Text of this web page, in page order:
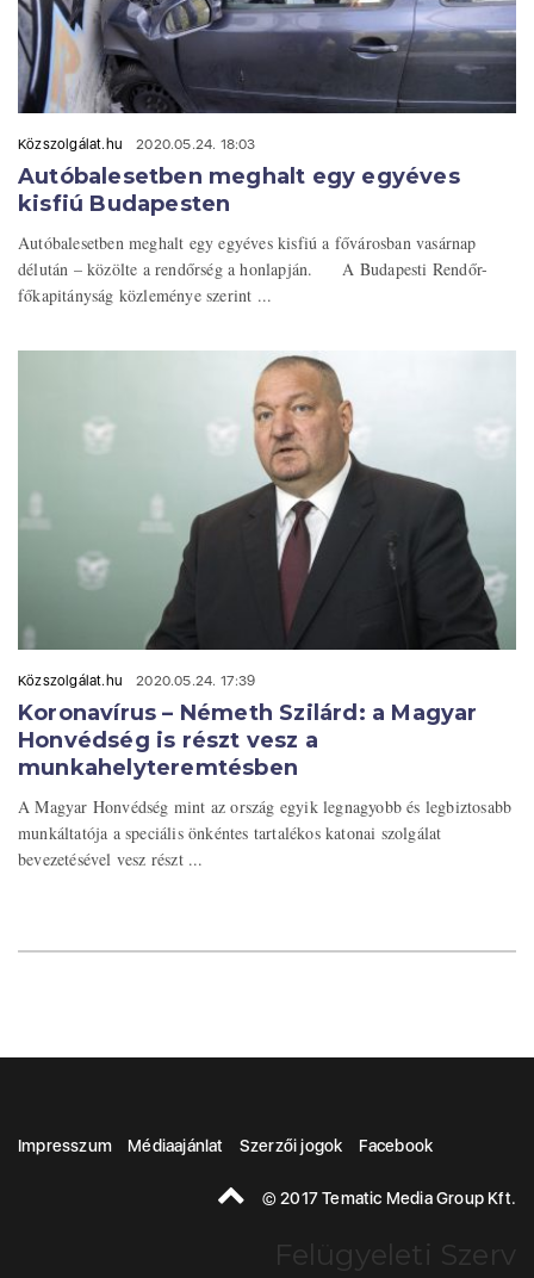
Közszolgálat.hu 2020.05.24. 18:03
Autóbalesetben meghalt egy egyéves
kisfiú Budapesten
Autóbalesetben meghalt egy egyéves kisfiú a fővárosban vasárnap
délután – közölte a rendőrség a honlapján. A Budapesti Rendőr-
főkapitányság közleménye szerint ...
Közszolgálat.hu 2020.05.24. 17:39
Koronavírus – Németh Szilárd: a Magyar
Honvédség is részt vesz a
munkahelyteremtésben
A Magyar Honvédség mint az ország egyik legnagyobb és legbiztosabb
munkáltatója a speciális önkéntes tartalékos katonai szolgálat
bevezetésével vesz részt ...
Impresszum Médiaajánlat Szerzői jogok Facebook
© 2017 Tematic Media Group Kft.
Felügyeleti Szerv